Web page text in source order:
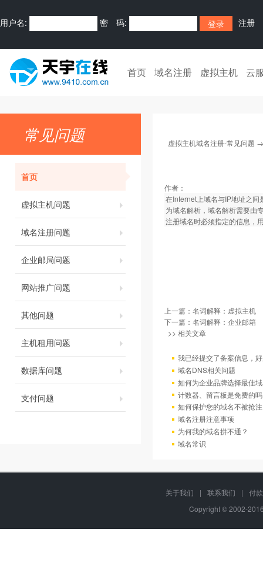
用户名: 密 码: 注册
首页 域名注册 虚拟主机 云
常见问题
首页
虚拟主机问题
域名注册问题
企业邮局问题
网站推广问题
其他问题
主机租用问题
数据库问题
支付问题
虚拟主机域名注册-常见问题
作者：
在Internet上域名与IP地址之
为域名解析，域名解析需要由
注册域名时必须指定的信息，
上一篇： 名词解释：虚拟主机
下一篇： 名词解释：企业邮箱
>> 相关文章
我已经提交了备案信息，
域名DNS相关问题
如何为企业品牌选择最佳
计数器、留言板是免费的
如何保护您的域名不被抢注
域名注册注意事项
为何我的域名拼不通？
域名常识
关于我们 | 联系我们 |
付
Copyright © 2002-